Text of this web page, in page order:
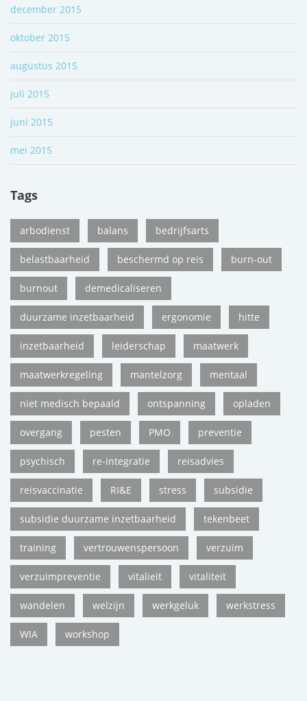
december 2015
oktober 2015
augustus 2015
juli 2015
juni 2015
mei 2015
Tags
arbodienst balans bedrijfsarts
belastbaarheid beschermd op reis burn-out
burnout demedicaliseren
duurzame inzetbaarheid ergonomie hitte
inzetbaarheid leiderschap maatwerk
maatwerkregeling mantelzorg mentaal
niet medisch bepaald ontspanning opladen
overgang pesten PMO preventie
psychisch re-integratie reisadvies
reisvaccinatie RI&E stress subsidie
subsidie duurzame inzetbaarheid tekenbeet
training vertrouwenspersoon verzuim
verzuimpreventie vitalieit vitaliteit
wandelen welzijn werkgeluk werkstress
WIA workshop